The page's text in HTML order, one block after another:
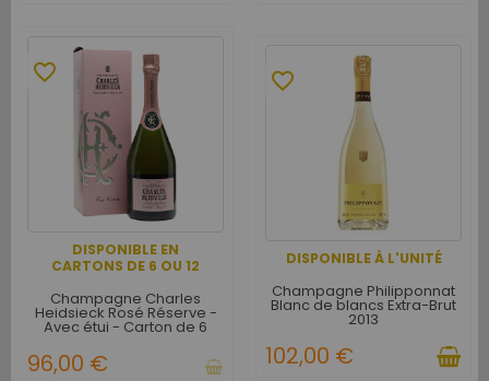
DISPONIBLE EN
CARTONS DE 6 OU 12
favorite_border
Champagne Charles
Heidsieck Rosé Réserve -
Avec étui - Carton de 6
96,00 €
DISPONIBLE À L'UNITÉ
favorite_border
Champagne Philipponnat
Blanc de blancs Extra-Brut
2013
102,00 €